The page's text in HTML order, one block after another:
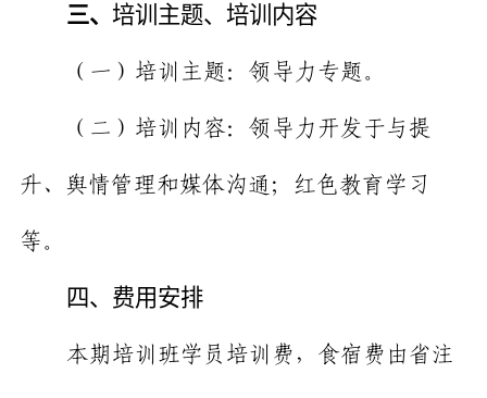
三、 培训主题、培训内容
（一）培训主题：领导力专题。
（二）培训内容：领导力开发于与提
升、舆情管理和媒体沟通；红色教育学习
等。
四、费用安排
本期培训班学员培训费，食宿费由省注